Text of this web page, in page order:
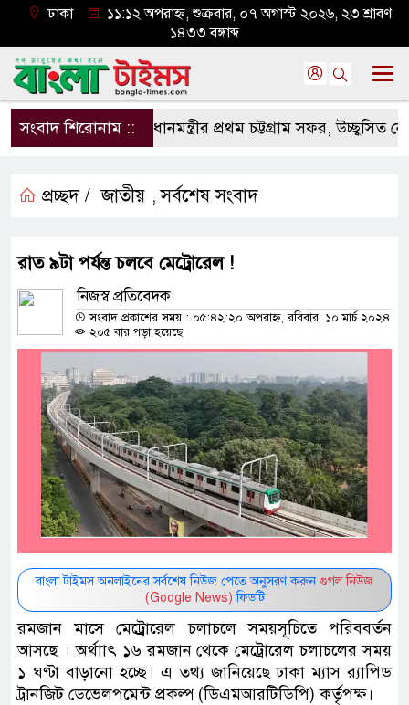
ঢাকা
১১:১২ অপরাহ্ন, শুক্রবার, ০৭ অগাস্ট ২০২৬, ২৩ শ্রাবণ
১৪৩৩ বঙ্গাব্দ
সংবাদ শিরোনাম ::প্রধানমন্ত্রীর প্রথম চট্টগ্রাম সফর, উচ্ছ্বসিত
প্রচ্ছদ / জাতীয় ,সর্বশেষ সংবাদ
রাত ৯টা পর্যন্ত চলবে মেট্রোরেল !
নিজস্ব প্রতিবেদক
সংবাদ প্রকাশের সময় : ০৫:৪২:২০ অপরাহ্ন, রবিবার, ১০ মার্চ ২০২৪
২০৫ বার পড়া হয়েছে
বাংলা টাইমস অনলাইনের সর্বশেষ নিউজ পেতে অনুসরণ করুন গুগল নিউজ
(Google News) ফিডটি
রমজান মাসে মেট্র্রোরেল চলাচলে সময়সূচিতে পরিববর্তন
আসছে । অর্থাাৎ ১৬ রমজান থেকে মেট্রোরেল চলাচলের সময়
১ ঘণ্টা বাড়ানো হচ্ছে। এ তথ্য জানিয়েছে ঢাকা ম্যাস র‍্যাপিড
ট্রানজিট ডেভেলপমেন্ট প্রকল্প (ডিএমআরটিডিপি) কর্তৃপক্ষ।